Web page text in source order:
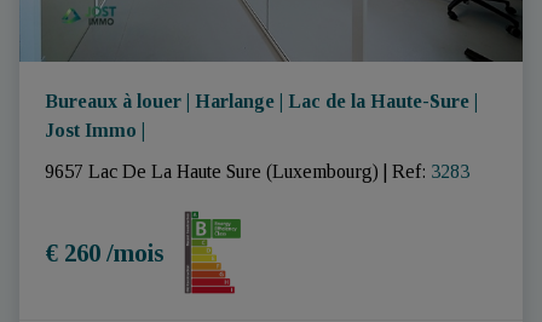
Bureaux à louer | Harlange | Lac de la Haute-Sure |
Jost Immo |
9657 Lac De La Haute Sure (Luxembourg)
Ref: 3283
€ 260 /mois